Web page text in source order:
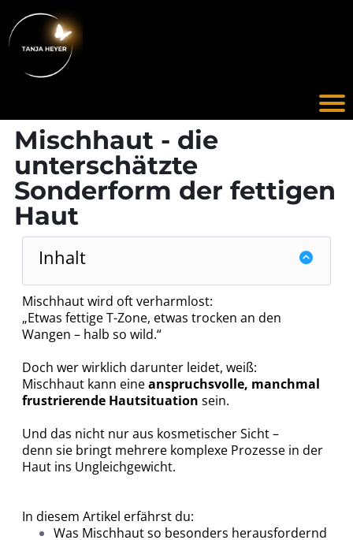
Mischhaut - die
unterschätzte
Sonderform der fettigen
Haut
Inhalt
Mischhaut wird oft verharmlost:
„Etwas fettige T-Zone, etwas trocken an den
Wangen – halb so wild.“
Doch wer wirklich darunter leidet, weiß:
Mischhaut kann eineanspruchsvolle, manchmal
frustrierende Hautsituation sein.
Und das nicht nur aus kosmetischer Sicht –
denn sie bringt mehrere komplexe Prozesse in der
Haut ins Ungleichgewicht.
In diesem Artikel erfährst du:
Was Mischhaut so besonders herausfordernd
s